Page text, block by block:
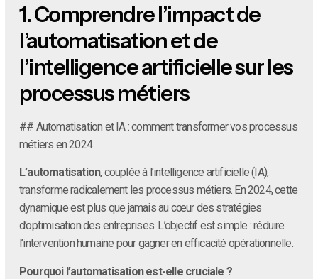
1.Comprendre l’impact de
l’automatisation et de
l’intelligence artificielle sur les
processus métiers
## Automatisation et IA : comment transformer vos processus
métiers en 2024
L’automatisation, couplée à l’intelligence artificielle (IA),
transforme radicalement les processus métiers. En 2024, cette
dynamique est plus que jamais au cœur des stratégies
d’optimisation des entreprises. L’objectif est simple : réduire
l’intervention humaine pour gagner en efficacité opérationnelle.
Pourquoi l’automatisation est-elle cruciale ?